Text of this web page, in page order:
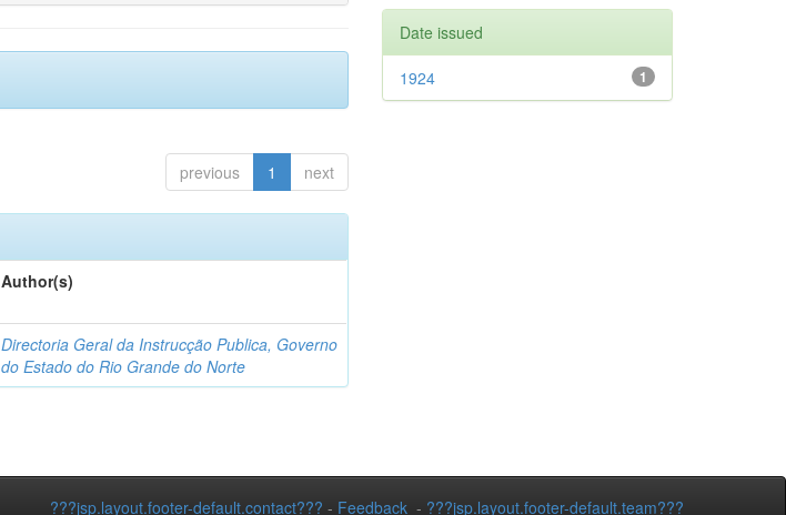
previous 1 next
Author(s)
Directoria Geral da Instrucção Publica, Governo
do Estado do Rio Grande do Norte
Date issued
1
1924
???jsp.layout.footer-default.contact??? - Feedback - ???jsp.layout.footer-default.team???